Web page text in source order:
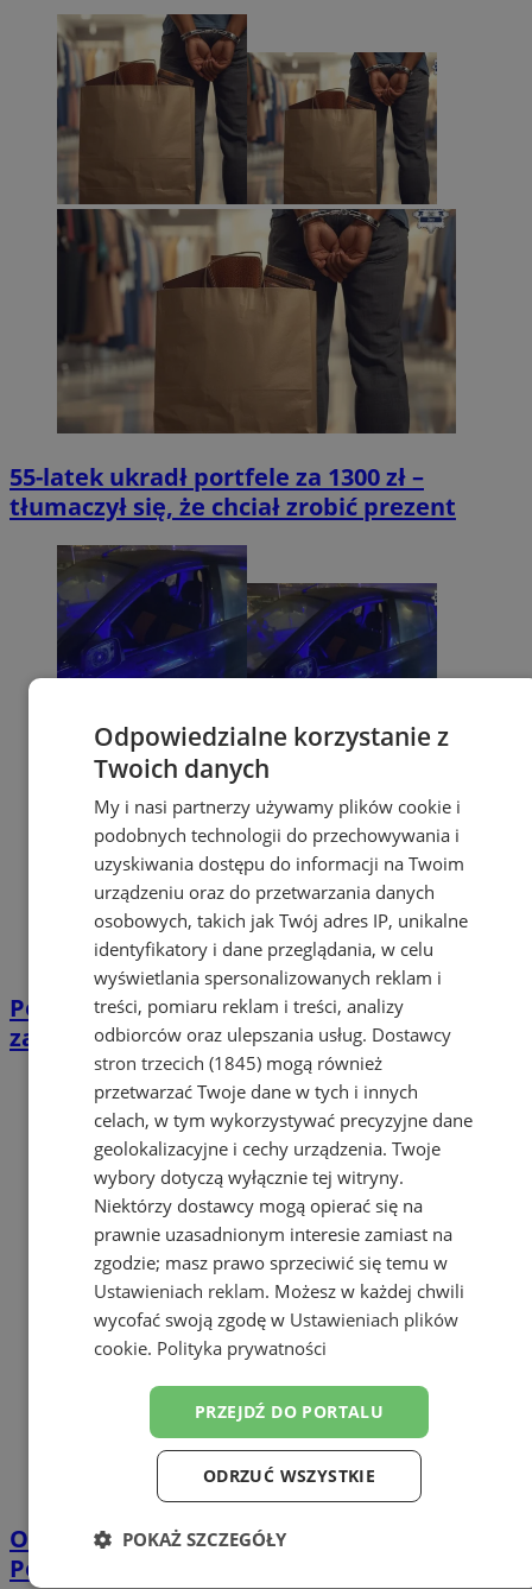
55-latek ukradł portfele za 1300 zł –
tłumaczył się, że chciał zrobić prezent
Pościg w Żorach zakończony kolizją i
zatrzymaniem. Kobieta miała narkotyki
Obywatel Czech zatrzymany w Żorach.
Policja łączy go z kradzieżą telefonów
Odpowiedzialne korzystanie z
Twoich danych
My i nasi partnerzy używamy plików cookie i
podobnych technologii do przechowywania i
uzyskiwania dostępu do informacji na Twoim
urządzeniu oraz do przetwarzania danych
osobowych, takich jak Twój adres IP, unikalne
identyfikatory i dane przeglądania, w celu
wyświetlania spersonalizowanych reklam i
treści, pomiaru reklam i treści, analizy
odbiorców oraz ulepszania usług. Dostawcy
stron trzecich (1845) mogą również
przetwarzać Twoje dane w tych i innych
celach, w tym wykorzystywać precyzyjne dane
geolokalizacyjne i cechy urządzenia. Twoje
wybory dotyczą wyłącznie tej witryny.
Niektórzy dostawcy mogą opierać się na
prawnie uzasadnionym interesie zamiast na
zgodzie; masz prawo sprzeciwić się temu w
Ustawieniach reklam. Możesz w każdej chwili
wycofać swoją zgodę w Ustawieniach plików
cookie. Polityka prywatności
PRZEJDŹ DO PORTALU
ODRZUĆ WSZYSTKIE
POKAŻ SZCZEGÓŁY